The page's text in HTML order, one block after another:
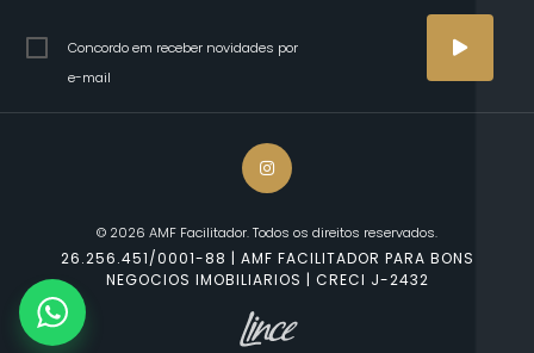
Concordo em receber novidades por
e-mail
© 2026 AMF Facilitador. Todos os direitos reservados.
26.256.451/0001-88 | AMF FACILITADOR PARA BONS
NEGOCIOS IMOBILIARIOS | CRECI J-2432